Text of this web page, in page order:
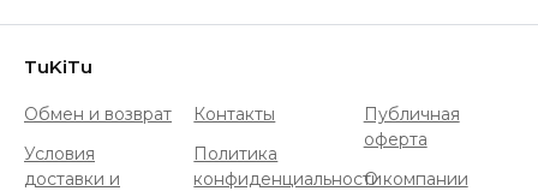
TuKiTu
Обмен и возврат
Условия
доставки и
Контакты
Политика
конфиденциальности
Публичная
оферта
О компании